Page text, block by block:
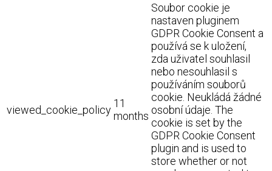
viewed_cookie_policy
11
months
Soubor cookie je
nastaven pluginem
GDPR Cookie Consent a
používá se k uložení,
zda uživatel souhlasil
nebo nesouhlasil s
používáním souborů
cookie. Neukládá žádné
osobní údaje. The
cookie is set by the
GDPR Cookie Consent
plugin and is used to
store whether or not